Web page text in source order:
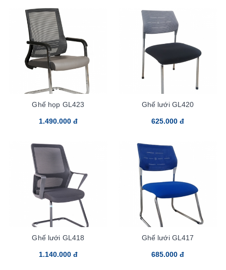
Ghế họp GL423
1.490.000 đ
Ghế lưới GL420
625.000 đ
Ghế lưới GL418
1.140.000 đ
Ghế lưới GL417
685.000 đ